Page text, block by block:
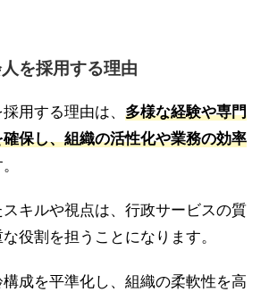
を採用する理由
用する理由は、 多様な経験や専門
保し、組織の活性化や業務の効率
キルや視点は、行政サービスの質
役割を担うことになります。
成を平準化し、組織の柔軟性を高